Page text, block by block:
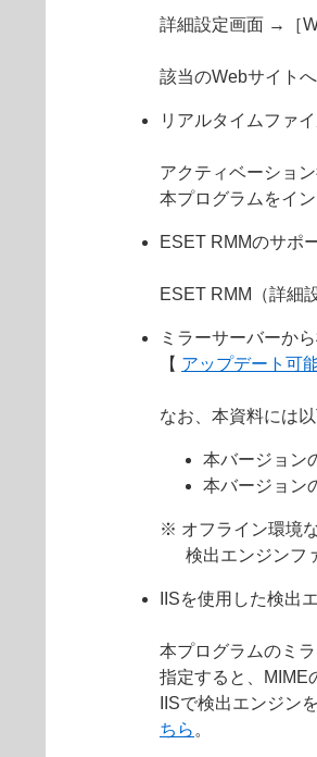
詳細設定画面 →［
該当のWebサイト
リアルタイムファ
アクティベーショ
本プログラムをイ
ESET RMMのサポ
ESET RMM（詳細
ミラーサーバーか
【 アップデート可
なお、本資料には
本バージョン
本バージョン
※ オフライン環境
検出エンジンフ
IISを使用した検出
本プログラムのミ
指定すると、MIME
IISで検出エンジン
ちら 。